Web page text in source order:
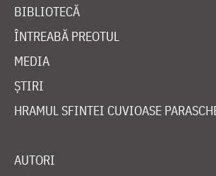
BIBLIOTECĂ
ÎNTREABĂ PREOTUL
MEDIA
ȘTIRI
HRAMUL SFINTEI CUVIOASE
AUTORI